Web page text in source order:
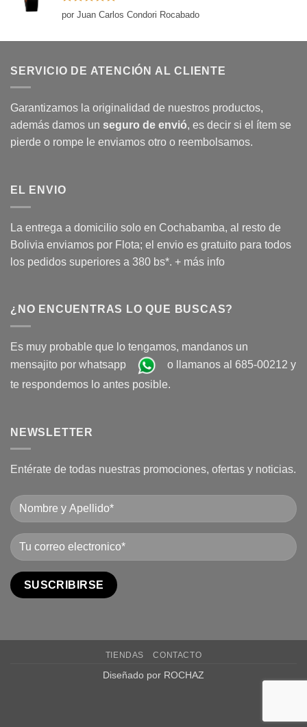
Valorado
con
por Juan Carlos Condori Rocabado
SERVICIO DE ATENCIÓN AL CLIENTE
Garantizamos la originalidad de nuestros productos,
además damos un seguro de envió, es decir si el ítem se
pierde o rompe le enviamos otro o reembolsamos.
EL ENVIO
La entrega a domicilio solo en Cochabamba, al resto de
Bolivia enviamos por Flota; el envio es gratuito para todos
los pedidos superiores a 380 bs*. + más info
¿NO ENCUENTRAS LO QUE BUSCAS?
Es muy probable que lo tengamos, mandanos un
mensajito por whatsapp
o llamanos al 685-00212 y
te respondemos lo antes posible.
NEWSLETTER
Entérate de todas nuestras promociones, ofertas y noticias.
TIENDAS CONTACTO
Diseñado por ROCHAZ